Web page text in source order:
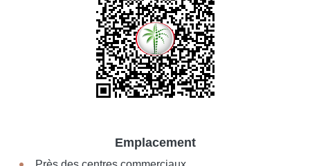
Emplacement